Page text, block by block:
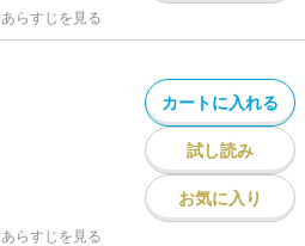
あらすじを見る
カートに入れる
試し読み
お気に入り
あらすじを見る